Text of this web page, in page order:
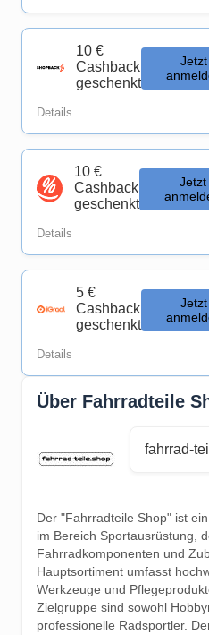
10 €
Cashback
geschenkt
Jetzt
Details
10 €
Cashback
geschenkt
Jetzt
Details
5 €
Cashback
geschenkt
Jetzt
Details
Über Fahrradteile
fahrrad-
Der "Fahrradteile Shop" ist
im Bereich Sportausrüstung,
Fahrradkomponenten und
Hauptsortiment umfasst
Werkzeuge und
Zielgruppe sind sowohl
professionelle Radsportler.